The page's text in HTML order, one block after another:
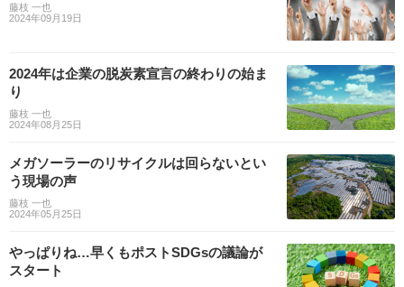
藤枝 一也
2024年09月19日
2024年は企業の脱炭素宣言の終わりの始ま
り
藤枝 一也
2024年08月25日
メガソーラーのリサイクルは回らないとい
う現場の声
藤枝 一也
2024年05月25日
やっぱりね…早くもポストSDGsの議論が
スタート